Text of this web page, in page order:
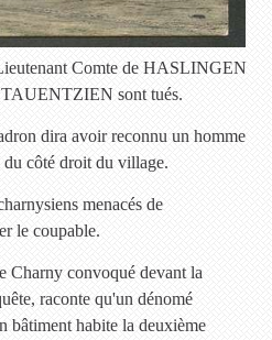
Comte de HASLINGEN
TAUENTZIEN sont tués.
dira avoir reconnu un homme
côté droit du village.
menacés de
le coupable.
convoqué devant la
raconte qu'un dénomé
habite la deuxième